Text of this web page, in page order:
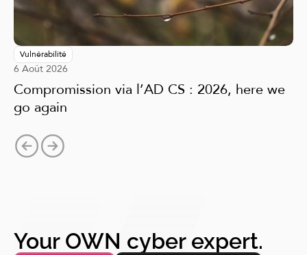
6 Août 2026
Compromission via l’AD CS : 2026, here we
go again
Vulnérabilité
Your OWN cyber expert.